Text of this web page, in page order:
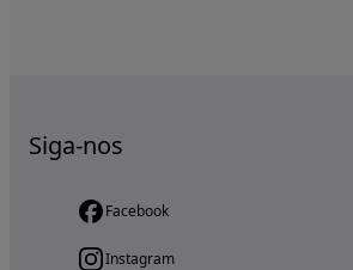
Siga-nos
Facebook
Instagram